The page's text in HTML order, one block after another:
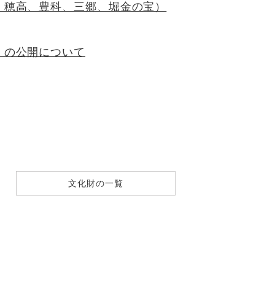
高、豊科、三郷、堀金の宝）
公開について
文化財の一覧